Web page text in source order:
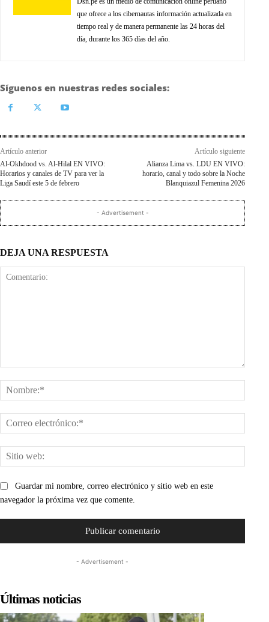
que ofrece a los cibernautas información actualizada en
tiempo real y de manera permanente las 24 horas del
día, durante los 365 días del año.
Síguenos en nuestras redes sociales:
Artículo anterior
Al-Okhdood vs. Al-Hilal EN VIVO:
Horarios y canales de TV para ver la
Liga Saudí este 5 de febrero
Artículo siguiente
Alianza Lima vs. LDU EN VIVO:
horario, canal y todo sobre la Noche
Blanquiazul Femenina 2026
- Advertisement -
DEJA UNA RESPUESTA
web:
Guardar mi nombre, correo electrónico y sitio web en este
navegador la próxima vez que comente.
- Advertisement -
Últimas noticias